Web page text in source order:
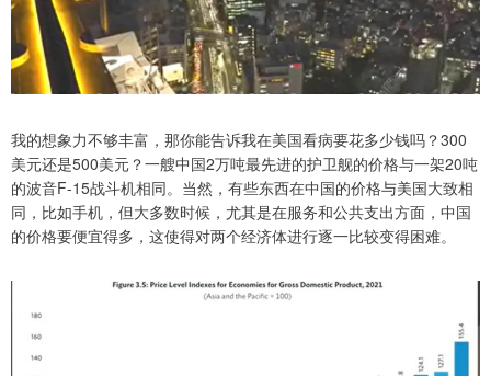
我的想象力不够丰富，那你能告诉我在美国看病要花多少钱吗？300
美元还是500美元？一艘中国2万吨最先进的护卫舰的价格与一架20吨
的波音F-15战斗机相同。当然，有些东西在中国的价格与美国大致相
同，比如手机，但大多数时候，尤其是在服务和公共支出方面，中国
的价格要便宜得多，这使得对两个经济体进行逐一比较变得困难。